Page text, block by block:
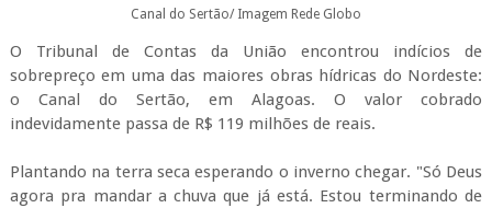
Canal do Sertão/ Imagem Rede Globo
O Tribunal de Contas da União encontrou indícios de
sobrepreço em uma das maiores obras hídricas do Nordeste:
o Canal do Sertão, em Alagoas. O valor cobrado
indevidamente passa de R$ 119 milhões de reais.
Plantando na terra seca esperando o inverno chegar. "Só Deus
agora pra mandar a chuva que já está. Estou terminando de